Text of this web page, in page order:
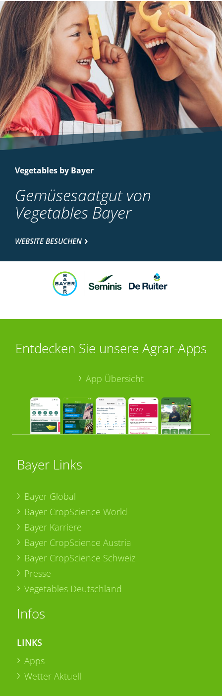
Vegetables by Bayer
Gemüsesaatgut von
Vegetables Bayer
WEBSITE BESUCHEN
Entdecken Sie unsere Agrar-Apps
App Übersicht
Bayer Links
Bayer Global
Bayer CropScience World
Bayer Karriere
Bayer CropScience Austria
Bayer CropScience Schweiz
Presse
Vegetables Deutschland
Infos
LINKS
Apps
Wetter Aktuell